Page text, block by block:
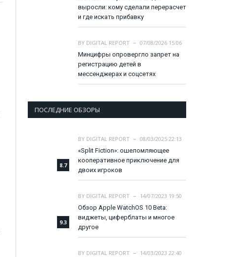
выросли: кому сделали перерасчет
и где искать прибавку
BY DIGITAL REPORT
07/08/2026 15:06
Минцифры опровергло запрет на
регистрацию детей в
мессенджерах и соцсетях
ПОСЛЕДНИЕ ОБЗОРЫ
8.7
BY DIGITAL REPORT
08/03/2025 22:13
«Split Fiction»: ошеломляющее
кооперативное приключение для
двоих игроков
9.3
BY DIGITAL REPORT
14/07/2023 19:50
Обзор Apple WatchOS 10 Beta:
виджеты, циферблаты и многое
другое
BY DIGITAL REPORT
14/03/2023 22:40